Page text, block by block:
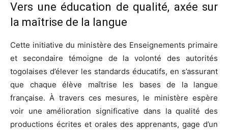
Vers une éducation de qualité, axée sur
la maîtrise de la langue
Cette initiative du ministère des Enseignements primaire
et secondaire témoigne de la volonté des autorités
togolaises d’élever les standards éducatifs, en s’assurant
que chaque élève maîtrise les bases de la langue
française. À travers ces mesures, le ministère espère
voir une amélioration significative dans la qualité des
productions écrites et orales des apprenants, gage d’un